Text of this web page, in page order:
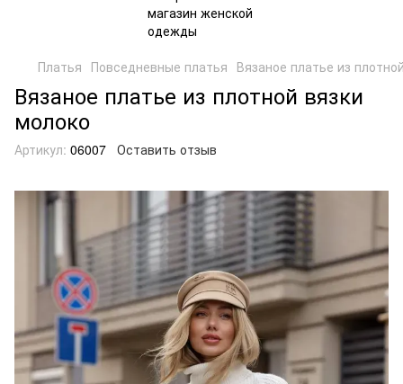
Платья Повседневные платья Вязаное платье из
Вязаное платье из плотной вязки
молоко
Артикул: 06007 Оставить отзыв